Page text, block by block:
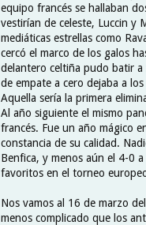
equipo francés se hallaban
vestirían de celeste, Luccin y
mediáticas estrellas como
cercó el marco de los galos
delantero celtiña pudo batir
de empate a cero dejaba a
Aquella sería la primera
Al año siguiente el mismo
francés. Fue un año mágico
constancia de su calidad.
Benfica, y menos aún el 4-0
favoritos en el torneo
Nos vamos al 16 de marzo
menos complicado que los